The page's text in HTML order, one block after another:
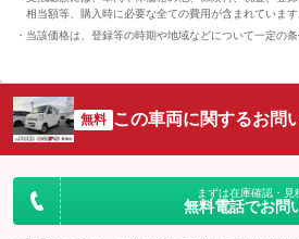
相当額等、購入時に必要な全ての費用が含まれています
当該価格は、登録等の時期や地域などについて一定の
無料 この車両に関するお問
まずは在庫確認・見
無料電話でお問